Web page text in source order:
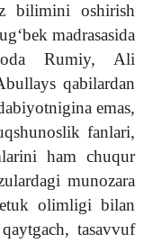
bilimini oshirish
madrasasida
Rumiy, Ali
qabilardan
emas,
fanlari,
ham chuqur
munozara
olimligi bilan
tasavvuf